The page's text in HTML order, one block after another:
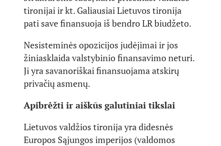
tironijai ir kt. Galiausiai Lietuvos tironija
pati save finansuoja iš bendro LR biudžeto.
Nesisteminės opozicijos judėjimai ir jos
žiniasklaida valstybinio finansavimo neturi.
Ji yra savanoriškai finansuojama atskirų
privačių asmenų.
Apibrėžti ir aiškūs galutiniai tikslai
Lietuvos valdžios tironija yra didesnės
Europos Sąjungos imperijos (valdomos